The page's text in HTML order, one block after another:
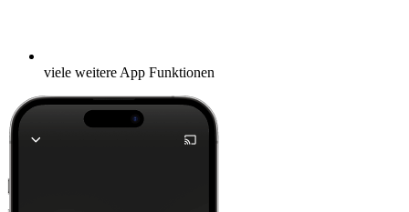
viele weitere App Funktionen